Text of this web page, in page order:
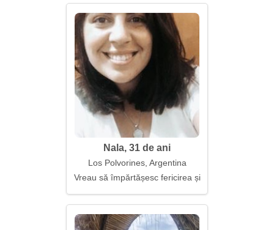
Nala, 31 de ani
Los Polvorines, Argentina
Vreau să împărtășesc fericirea și bucuria